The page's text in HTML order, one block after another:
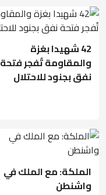
42 شهيدا بغزة
والمقاومة تُفجر فتحة
نفق بجنود للاحتلال
الملكة: مع الملك في
واشنطن